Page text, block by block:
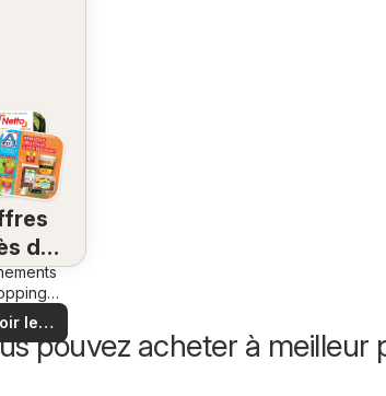
de
et
les
pouvez acheter à meilleur